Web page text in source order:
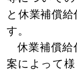
と休業補償
す。
休業補償
案によって